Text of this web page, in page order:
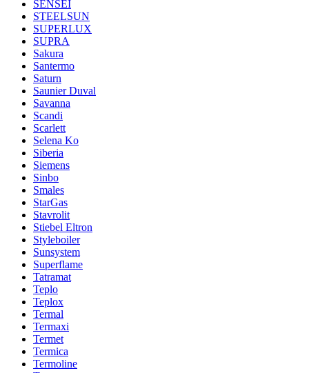
SENSEI
STEELSUN
SUPERLUX
SUPRA
Sakura
Santermo
Saturn
Saunier Duval
Savanna
Scandi
Scarlett
Selena Ko
Siberia
Siemens
Sinbo
Smales
StarGas
Stavrolit
Stiebel Eltron
Styleboiler
Sunsystem
Superflame
Tatramat
Teplo
Teplox
Termal
Termaxi
Termet
Termica
Termoline